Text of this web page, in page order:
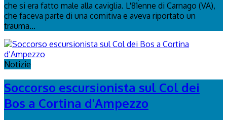
che si era fatto male alla caviglia. L'81enne di Carnago (VA),
che faceva parte di una comitiva e aveva riportato un
trauma...
Notizie
Soccorso escursionista sul Col dei
Bos a Cortina d'Ampezzo